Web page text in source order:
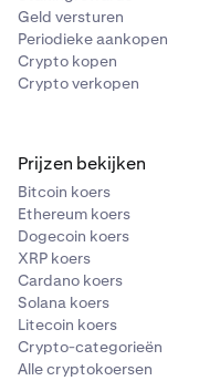
Geld versturen
Periodieke aankopen
Crypto kopen
Crypto verkopen
Prijzen bekijken
Bitcoin koers
Ethereum koers
Dogecoin koers
XRP koers
Cardano koers
Solana koers
Litecoin koers
Crypto-categorieën
Alle cryptokoersen